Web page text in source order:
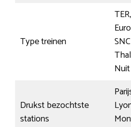
Type treinen
Nuit
Drukst bezochtste
stations